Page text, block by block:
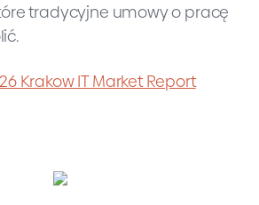
tradycyjne umowy o pracę
Krakow IT Market Report